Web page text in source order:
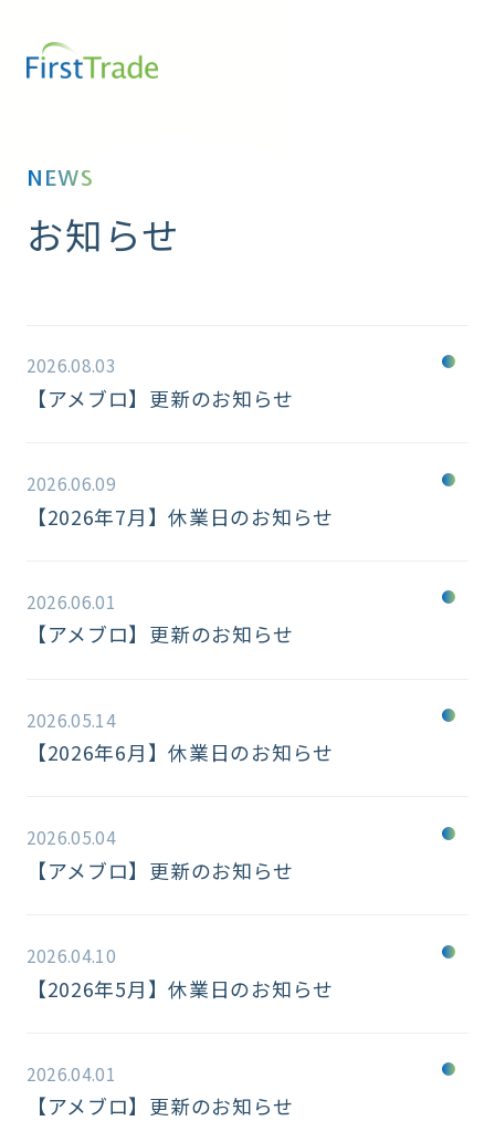
NEWS
お知らせ
2026.08.03
【アメブロ】更新のお知らせ
2026.06.09
【2026年7月】休業日のお知らせ
2026.06.01
【アメブロ】更新のお知らせ
2026.05.14
【2026年6月】休業日のお知らせ
2026.05.04
【アメブロ】更新のお知らせ
2026.04.10
【2026年5月】休業日のお知らせ
2026.04.01
【アメブロ】更新のお知らせ